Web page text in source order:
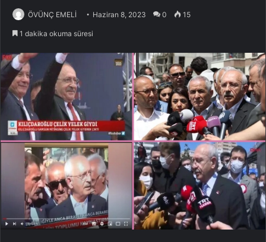
ÖVÜNÇ EMELİ Haziran 8, 2023 0 15
1 dakika okuma süresi